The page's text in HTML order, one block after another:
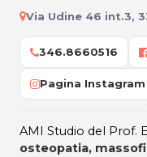
Via Udine 46 int.3,
346.8660516
Pagina Instagram
AMI Studio del Prof.
osteopatia,